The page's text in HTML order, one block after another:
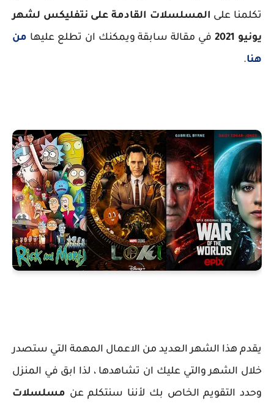
تكلمنا على المسلسلات القادمة على نتفليكس لشهر
يونيو 2021
في مقالة سابقة ويمكنك ان تطلع عليها من
هنا.
يقدم هذا الشهر العديد من الاعمال المهمة التي ستصدر
خلال الشهر والتي عليك ان تشاهدها ، لذا ابق في المنزل
وحدد التقويم الخاص بك لأننا سنتكلم عن مسلسلات